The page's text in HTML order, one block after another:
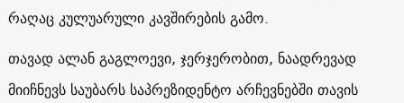
რაღაც კულუარული კავშირების გამო.
თავად ალან გაგლოევი, ჯერჯერობით, ნაადრევად
მიიჩნევს საუბარს საპრეზიდენტო არჩევნებში თავის